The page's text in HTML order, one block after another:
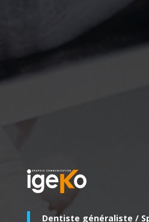
Dentiste généraliste /